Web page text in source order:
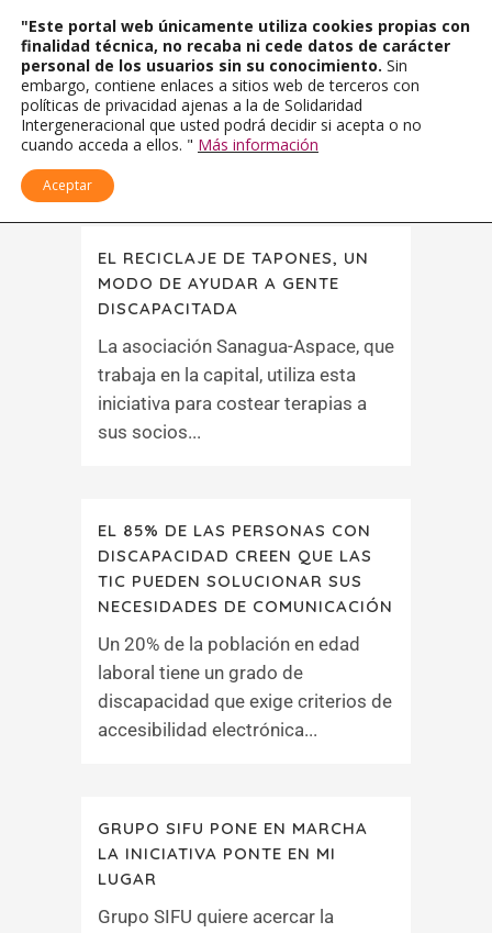
EL RECICLAJE DE TAPONES, UN
MODO DE AYUDAR A GENTE
DISCAPACITADA
La asociación Sanagua-Aspace, que
trabaja en la capital, utiliza esta
iniciativa para costear terapias a
sus socios...
EL 85% DE LAS PERSONAS CON
DISCAPACIDAD CREEN QUE LAS
TIC PUEDEN SOLUCIONAR SUS
NECESIDADES DE COMUNICACIÓN
Un 20% de la población en edad
laboral tiene un grado de
discapacidad que exige criterios de
accesibilidad electrónica...
GRUPO SIFU PONE EN MARCHA
LA INICIATIVA PONTE EN MI
LUGAR
Grupo SIFU quiere acercar la
"Este portal web únicamente utiliza cookies propias con
finalidad técnica, no recaba ni cede datos de carácter
personal de los usuarios sin su conocimiento. Sin
embargo, contiene enlaces a sitios web de terceros con
políticas de privacidad ajenas a la de Solidaridad
Intergeneracional que usted podrá decidir si acepta o no
cuando acceda a ellos. " Más información
Aceptar